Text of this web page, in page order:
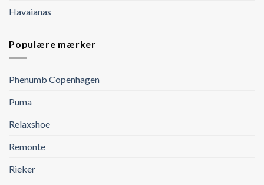
Havaianas
Populære mærker
Phenumb Copenhagen
Puma
Relaxshoe
Remonte
Rieker